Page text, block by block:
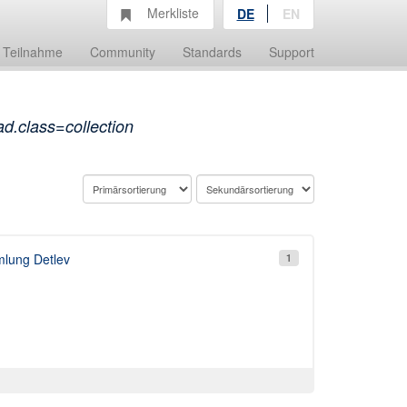
Teilnahme Community Standards Support
Merkliste DE EN
1
Detlev